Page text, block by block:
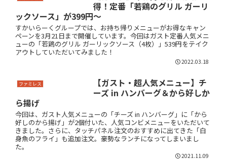
得！定番「若鶏のグリル ガーリ
ックソース」が399円～
すかいらーくグループでは、お持ち帰りメニューがお得なキャン
ペーンを3月21日まで開催しています。今回はガスト定番人気メニ
ューの「若鶏のグリル ガーリックソース（4枚）」539円をテイク
アウトしていただいてみました！
2022.03.18
ファミレス
【ガスト・超人気メニュー】チ
ーズ in ハンバーグ＆から好しか
ら揚げ
今回は、ガスト人気メニューの「チーズ in ハンバーグ」に「から
好しのから揚げ」が2個付いた、人気コンビメニューをいただいて
きました。さらに、タッチパネル注文のおすすめに出てきた「白
身魚のフライ」も追加注文。豪勢なランチになってしまいまし
た。
2021.11.09